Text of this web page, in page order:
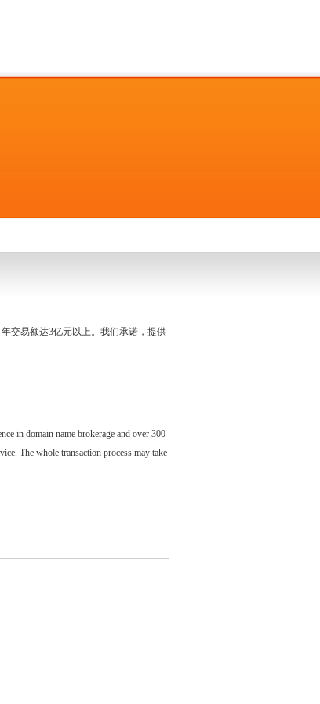
交易额达3亿元以上。我们承诺，提供
in domain name brokerage and over 300
The whole transaction process may take